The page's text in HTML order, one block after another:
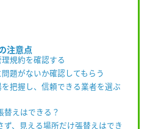
注意点
規約を確認する
題がないか確認してもらう
把握し、信頼できる業者を選ぶ
替えはできる？
、見える場所だけ張替えはでき